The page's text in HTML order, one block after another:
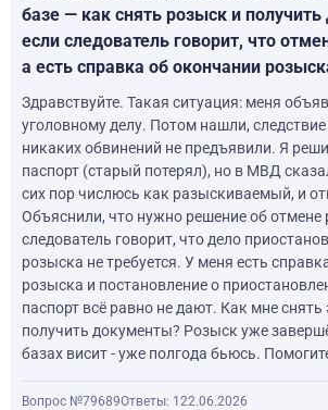
базе — как снять розыск и
если следователь говорит, что
а есть справка об окончании
Здравствуйте. Такая ситуация: меня
уголовному делу. Потом нашли,
никаких обвинений не предъявили. Я
паспорт (старый потерял), но в МВД
сих пор числюсь как разыскиваемый, и
Объяснили, что нужно решение об отмене
следователь говорит, что дело
розыска не требуется. У меня есть
розыска и постановление о
паспорт всё равно не дают. Как мне снять
получить документы? Розыск уже
базах висит - уже полгода бьюсь.
Вопрос №79689Ответы: 1 22.06.2026